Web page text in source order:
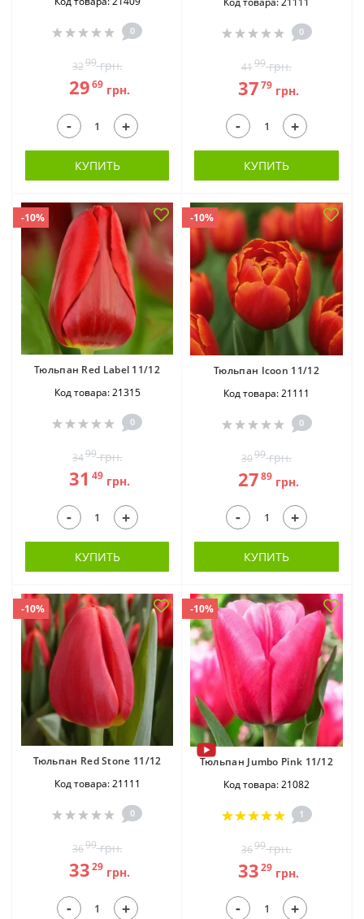
0
3299грн.
2969грн.
- +
КУПИТЬ
0
4199грн.
3779 грн.
- +
КУПИТЬ
-10%
Тюльпан Red Label 11/12
Код товара: 21315
0
3499грн.
31 49грн.
- +
КУПИТЬ
-10%
Тюльпан Icoon 11/12
Код товара: 21111
0
3099грн.
2789 грн.
- +
КУПИТЬ
-10%
Тюльпан Red Stone 11/12
Код товара: 21111
0
3699грн.
3329грн.
- +
-10%
Тюльпан Jumbo Pink 11/12
Код товара: 21082
1
3699грн.
3329 грн.
- +